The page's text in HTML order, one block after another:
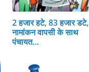
2 हजार हटे, 83 हजार डटे,
नामांकन वापसी के साथ
पंचायत…